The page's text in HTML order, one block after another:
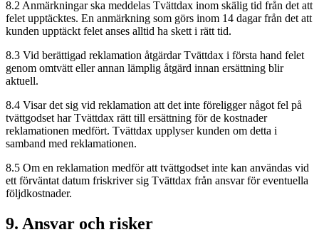
8.2 Anmärkningar ska meddelas Tvättdax inom skälig tid från det att
felet upptäcktes. En anmärkning som görs inom 14 dagar från det att
kunden upptäckt felet anses alltid ha skett i rätt tid.
8.3 Vid berättigad reklamation åtgärdar Tvättdax i första hand felet
genom omtvätt eller annan lämplig åtgärd innan ersättning blir
aktuell.
8.4 Visar det sig vid reklamation att det inte föreligger något fel på
tvättgodset har Tvättdax rätt till ersättning för de kostnader
reklamationen medfört. Tvättdax upplyser kunden om detta i
samband med reklamationen.
8.5 Om en reklamation medför att tvättgodset inte kan användas vid
ett förväntat datum friskriver sig Tvättdax från ansvar för eventuella
följdkostnader.
9. Ansvar och risker